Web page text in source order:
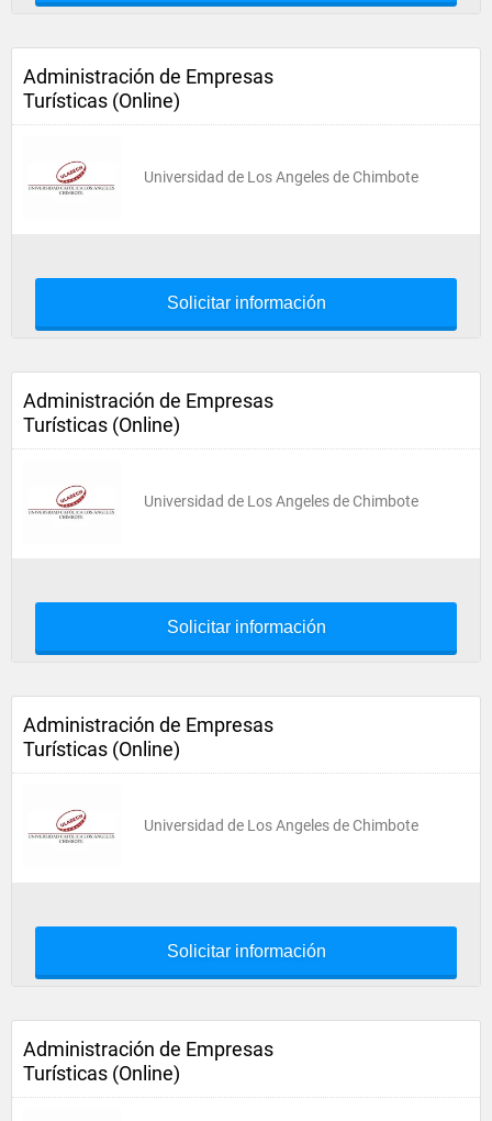
Administración de Empresas
Turísticas (Online)
Universidad de Los Angeles de Chimbote
Solicitar información
Administración de Empresas
Turísticas (Online)
Universidad de Los Angeles de Chimbote
Solicitar información
Administración de Empresas
Turísticas (Online)
Universidad de Los Angeles de Chimbote
Solicitar información
Administración de Empresas
Turísticas (Online)